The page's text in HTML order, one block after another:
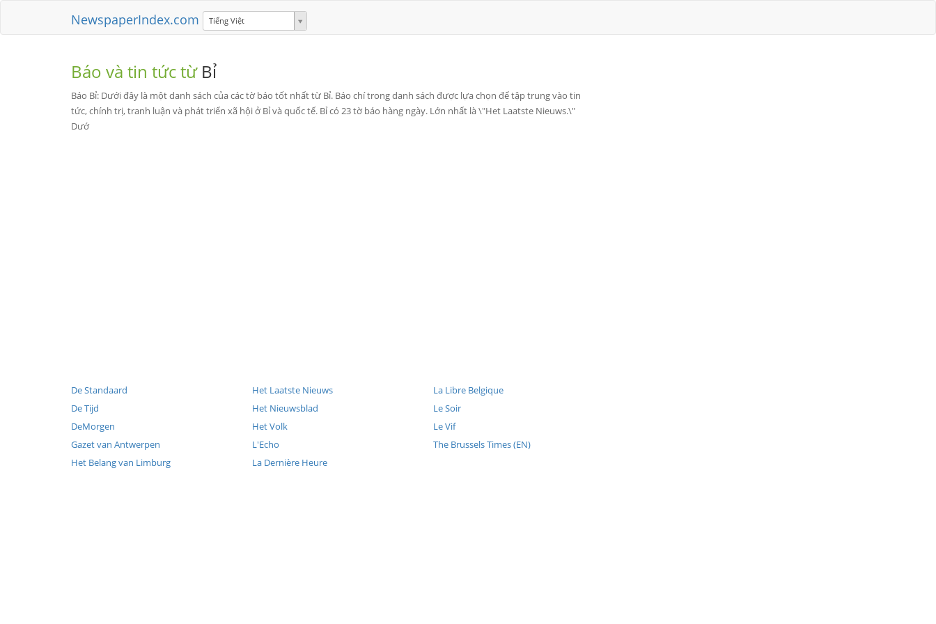
NewspaperIndex.com Tiếng Việt
Báo và tin tức từ Bỉ
Báo Bỉ: Dưới đây là một danh sách của các tờ báo tốt nhất từ Bỉ. Báo chí trong danh sách được lựa chọn để tập trung vào tin
tức, chính trị, tranh luận và phát triển xã hội ở Bỉ và quốc tế. Bỉ có 23 tờ báo hàng ngày. Lớn nhất là \"Het Laatste Nieuws.\"
Dướ
De Standaard
De Tijd
DeMorgen
Gazet van Antwerpen
Het Belang van Limburg
Het Laatste Nieuws
Het Nieuwsblad
Het Volk
L'Echo
La Dernière Heure
La Libre Belgique
Le Soir
Le Vif
The Brussels Times (EN)